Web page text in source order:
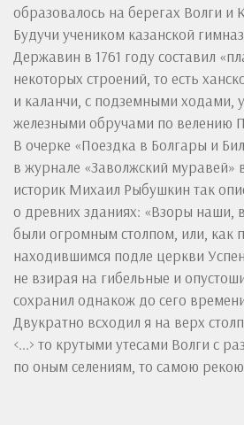
образовалось на берегах Волги и
Будучи учеником казанской
Державин в 1761 году составил
некоторых строений, то есть
и каланчи, с подземными ходами,
железными обручами по велению
В очерке «Поездка в Болгары и
в журнале «Заволжский муравей»
историк Михаил Рыбушкин так
о древних зданиях: «Взоры наши,
были огромным столпом, или, как
находившимся подле церкви
не взирая на гибельные и
сохранил однакож до сего
Двукратно всходил я на верх
<...> то крутыми утесами Волги с
по оным селениям, то самою рекою